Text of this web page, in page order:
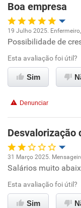
Recomenda
Boa empresa
Oportunidade de
Ambiente de
Benefícios
Recomenda
Recomenda a
19 Julho 2025.
Possibilidade de
Esta avaliação foi útil?
Sim
Denunciar
Desvalorização
Oportunidade de
Ambiente de
31 Março 2025.
Salários muito
Esta avaliação foi útil?
Sim